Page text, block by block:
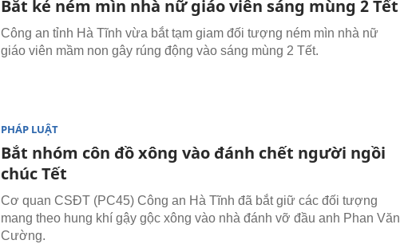
Bắt kẻ ném mìn nhà nữ giáo viên sáng mùng 2 Tết
Công an tỉnh Hà Tĩnh vừa bắt tạm giam đối tượng ném mìn nhà nữ
giáo viên mầm non gây rúng động vào sáng mùng 2 Tết.
PHÁP LUẬT
Bắt nhóm côn đồ xông vào đánh chết người ngồi
chúc Tết
Cơ quan CSĐT (PC45) Công an Hà Tĩnh đã bắt giữ các đối tượng
mang theo hung khí gậy gộc xông vào nhà đánh vỡ đầu anh Phan Văn
Cường.